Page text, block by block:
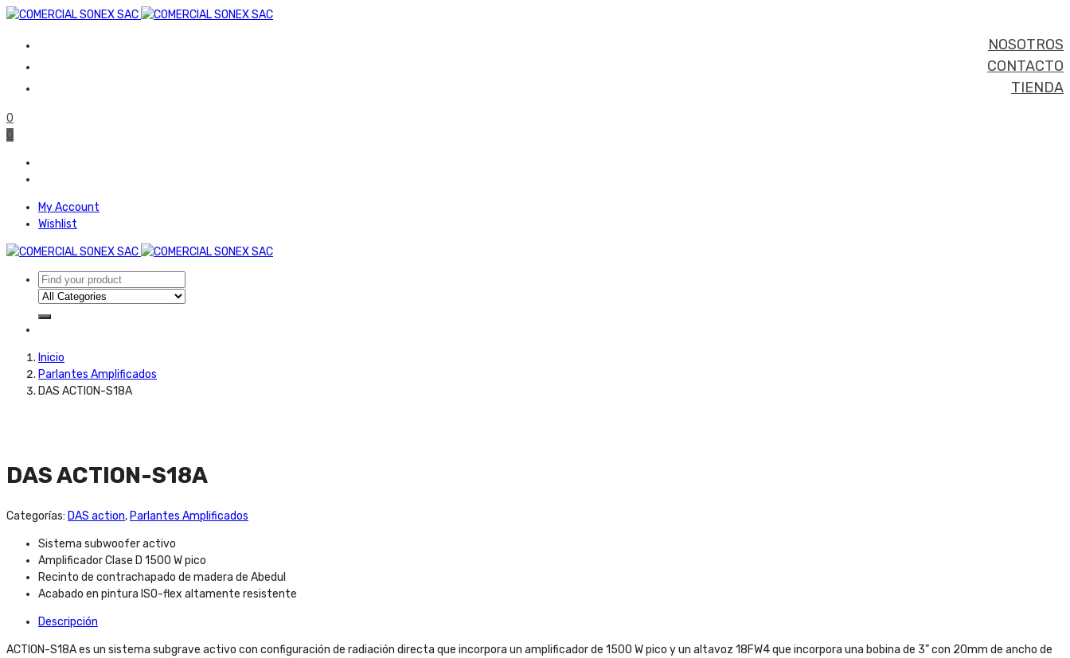
NOSOTROS
CONTACTO
TIENDA
0
0
My Account
Wishlist
Inicio
Parlantes Amplificados
DAS ACTION-S18A
DAS ACTION-S18A
Categorías: DAS action, Parlantes Amplificados
Sistema subwoofer activo
Amplificador Clase D 1500 W pico
Recinto de contrachapado de madera de Abedul
Acabado en pintura ISO-flex altamente resistente
Descripción
ACTION-S18A es un sistema subgrave activo con configuración de radiación directa que incorpora un amplificador de 1500 W pico y un altavoz 18FW4 que incorpora una bobina de 3” con 20mm de ancho de